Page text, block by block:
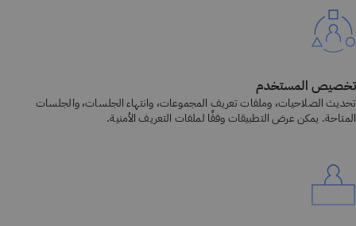
تخصيص المستخدم
تحديث الصلاحيات، وملفات تعريف المجموعات، وانتهاء الجلسات، والجلسات
المتاحة. يمكن عرض التطبيقات وفقًا لملفات التعريف الأمنية.